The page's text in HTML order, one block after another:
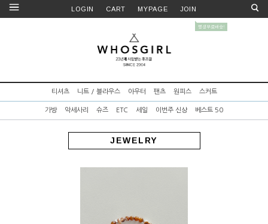
LOGIN CART MYPAGE JOIN
티셔츠 니트 / 블라우스 아우터 팬츠 원피스 스커트
가방 악세사리 슈즈 ETC 세일 이번주 신상 베스트 50
JEWELRY